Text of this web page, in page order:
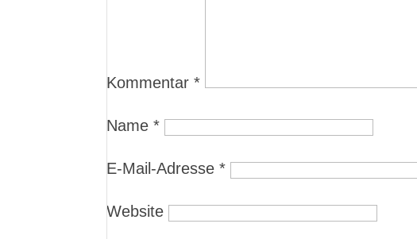
Kommentar*
Name*
E-Mail-Adresse*
Website